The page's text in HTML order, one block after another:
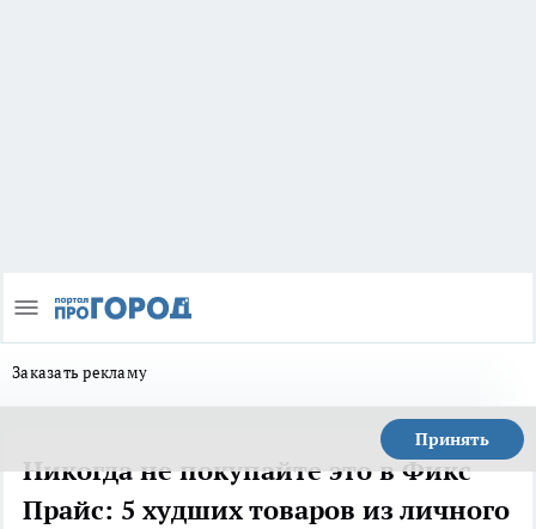
Заказать рекламу
Принять
Никогда не покупайте это в Фикс
Прайс: 5 худших товаров из личного